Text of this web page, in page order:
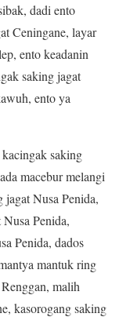
dadi ento
Ceningane, layar
ento keadanin
saking jagat
ento ya
saking
macebur melangi
jagat Nusa Penida,
Penida,
Penida, dados
mantuk ring
malih
kasorogang saking